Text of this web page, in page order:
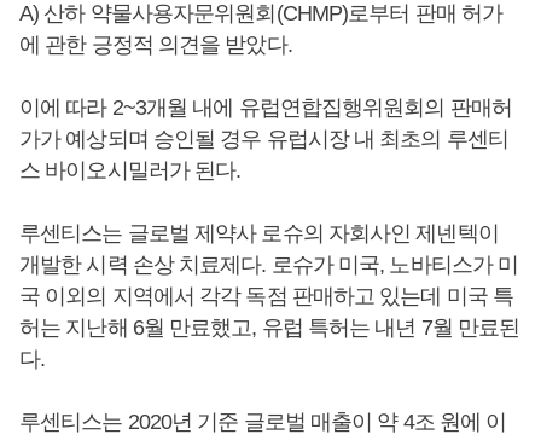
A) 산하 약물사용자문위원회(CHMP)로부터 판매 허가
에 관한 긍정적 의견을 받았다.
이에 따라 2~3개월 내에 유럽연합집행위원회의 판매허
가가 예상되며 승인될 경우 유럽시장 내 최초의 루센티
스 바이오시밀러가 된다.
루센티스는 글로벌 제약사 로슈의 자회사인 제넨텍이
개발한 시력 손상 치료제다. 로슈가 미국, 노바티스가 미
국 이외의 지역에서 각각 독점 판매하고 있는데 미국 특
허는 지난해 6월 만료했고, 유럽 특허는 내년 7월 만료된
다.
루센티스는 2020년 기준 글로벌 매출이 약 4조 원에 이